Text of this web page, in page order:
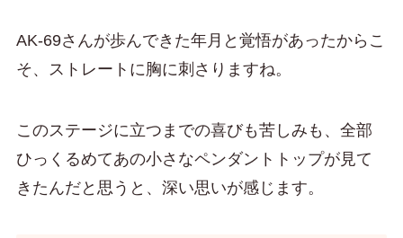
AK-69さんが歩んできた年月と覚悟があったからこ
そ、ストレートに胸に刺さりますね。
このステージに立つまでの喜びも苦しみも、全部
ひっくるめてあの小さなペンダントトップが見て
きたんだと思うと、深い思いが感じます。